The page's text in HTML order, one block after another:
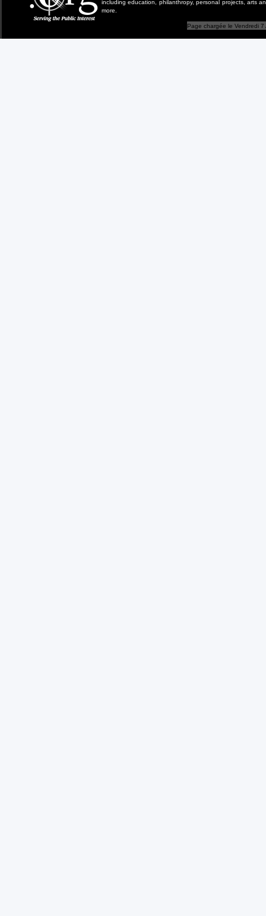
including education, philanthropy, personal projects, arts
more.
Page chargée le Vendredi